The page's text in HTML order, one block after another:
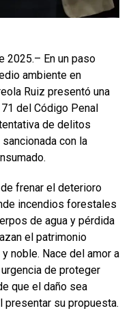
2025.– En un paso
ambiente en
Ruiz presentó una
del Código Penal
de delitos
con la
frenar el deterioro
incendios forestales
de agua y pérdida
el patrimonio
noble. Nace del amor a
de proteger
que el daño sea
presentar su propuesta.